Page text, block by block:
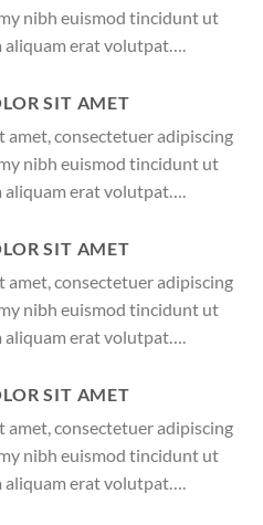
nibh euismod tincidunt ut
erat volutpat….
SIT AMET
amet, consectetuer adipiscing
nibh euismod tincidunt ut
erat volutpat….
SIT AMET
amet, consectetuer adipiscing
nibh euismod tincidunt ut
erat volutpat….
SIT AMET
amet, consectetuer adipiscing
nibh euismod tincidunt ut
erat volutpat….